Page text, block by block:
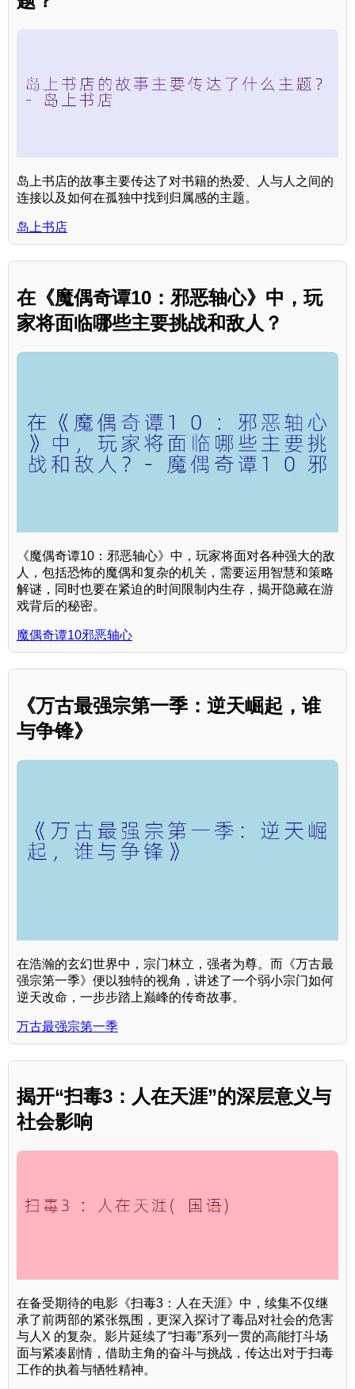
岛上书店的故事主要传达了对书籍的热爱、人与人之间的
连接以及如何在孤独中找到归属感的主题。
岛上书店
在《魔偶奇谭10：邪恶轴心》中，玩
家将面临哪些主要挑战和敌人？
《魔偶奇谭10：邪恶轴心》中，玩家将面对各种强大的敌
人，包括恐怖的魔偶和复杂的机关，需要运用智慧和策略
解谜，同时也要在紧迫的时间限制内生存，揭开隐藏在游
戏背后的秘密。
魔偶奇谭10邪恶轴心
《万古最强宗第一季：逆天崛起，谁
与争锋》
在浩瀚的玄幻世界中，宗门林立，强者为尊。而《万古最
强宗第一季》便以独特的视角，讲述了一个弱小宗门如何
逆天改命，一步步踏上巅峰的传奇故事。
万古最强宗第一季
揭开“扫毒3：人在天涯”的深层意义与
社会影响
在备受期待的电影《扫毒3：人在天涯》中，续集不仅继
承了前两部的紧张氛围，更深入探讨了毒品对社会的危害
与人X 的复杂。影片延续了“扫毒”系列一贯的高能打斗场
面与紧凑剧情，借助主角的奋斗与挑战，传达出对于扫毒
工作的执着与牺牲精神。